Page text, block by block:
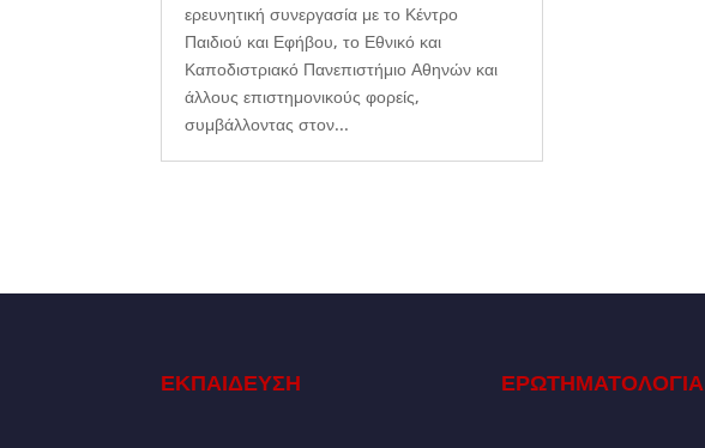
ερευνητική συνεργασία με το Κέντρο
Παιδιού και Εφήβου, το Εθνικό και
Καποδιστριακό Πανεπιστήμιο Αθηνών και
άλλους επιστημονικούς φορείς,
συμβάλλοντας στον...
ΕΚΠΑΙΔΕΥΣΗ ΕΡΩΤΗΜΑΤΟΛΟΓΙΑ